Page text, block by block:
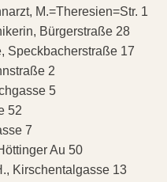
M.=Theresien=Str. 1
Bürgerstraße 28
Speckbacherstraße 17
2
5
52
7
Au 50
Kirschentalgasse 13